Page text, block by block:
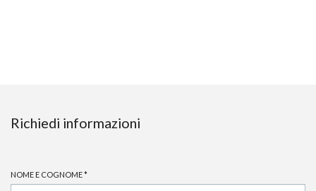
Richiedi informazioni
NOME E COGNOME*